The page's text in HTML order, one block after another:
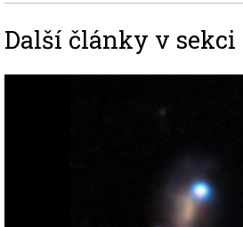
Další články v sekci